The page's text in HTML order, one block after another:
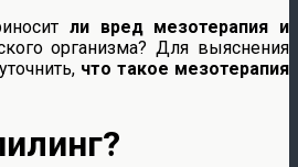
ли вред мезотерапия и
организма? Для выяснения
что такое мезотерапия